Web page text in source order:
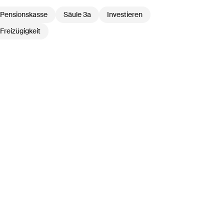
Pensionskasse Säule 3a
Investieren
Freizügigkeit